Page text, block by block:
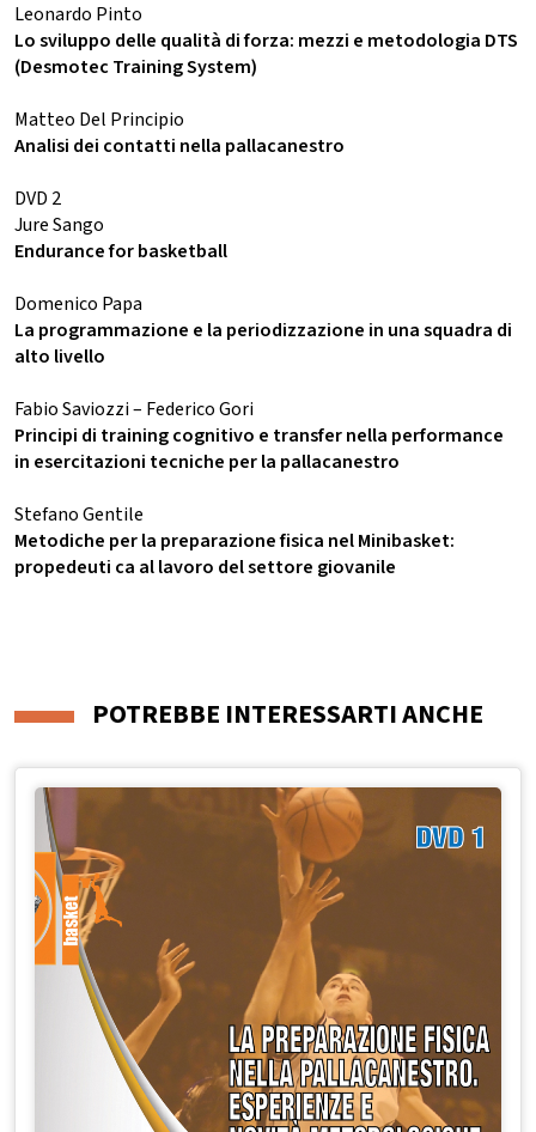
Leonardo Pinto
Lo sviluppo delle qualità di forza: mezzi e metodologia DTS
(Desmotec Training System)
Matteo Del Principio
Analisi dei contatti nella pallacanestro
DVD 2
Jure Sango
Endurance for basketball
Domenico Papa
La programmazione e la periodizzazione in una squadra di
alto livello
Fabio Saviozzi – Federico Gori
Principi di training cognitivo e transfer nella performance
in esercitazioni tecniche per la pallacanestro
Stefano Gentile
Metodiche per la preparazione fisica nel Minibasket:
propedeuti ca al lavoro del settore giovanile
POTREBBE INTERESSARTI ANCHE